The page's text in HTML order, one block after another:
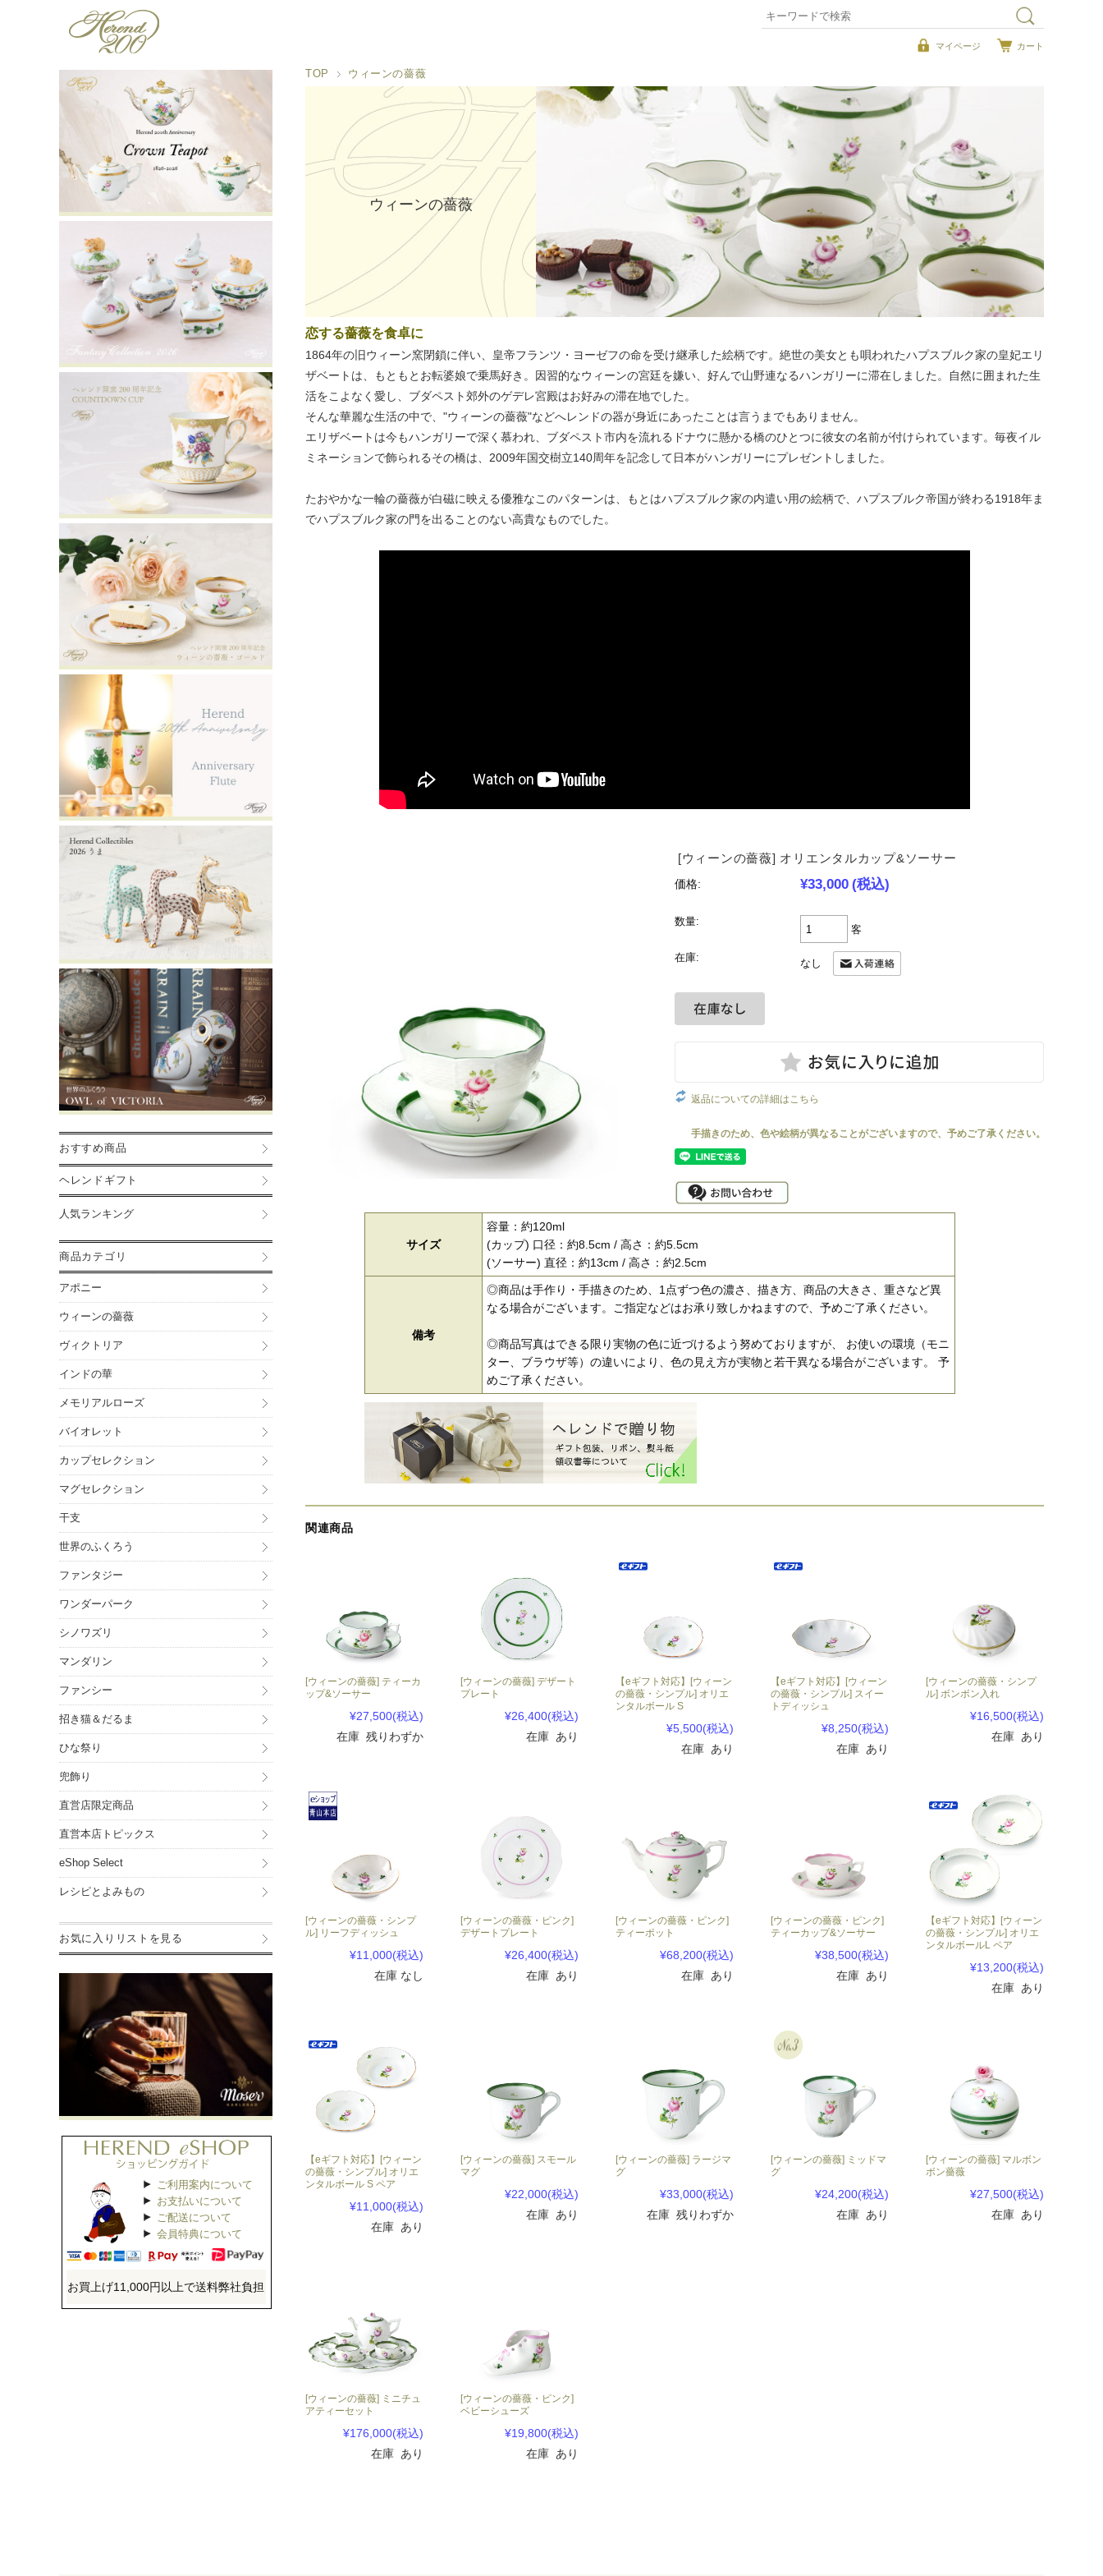
マイページ カート
TOP ウィーンの薔薇
ウィーンの薔薇
恋する薔薇を食卓に
1864年の旧ウィーン窯閉鎖に伴い、皇帝フランツ・ヨーゼフの命を受け継承した絵柄です。絶世の美女とも唄われたハプスブルク家の皇妃エリ
ザベートは、もともとお転婆娘で乗馬好き。因習的なウィーンの宮廷を嫌い、好んで山野連なるハンガリーに滞在しました。自然に囲まれた生
活をこよなく愛し、ブダペスト郊外のゲデレ宮殿はお好みの滞在地でした。
そんな華麗な生活の中で、"ウィーンの薔薇"などへレンドの器が身近にあったことは言うまでもありません。
エリザベートは今もハンガリーで深く慕われ、ブダペスト市内を流れるドナウに懸かる橋のひとつに彼女の名前が付けられています。毎夜イル
ミネーションで飾られるその橋は、2009年国交樹立140周年を記念して日本がハンガリーにプレゼントしました。
たおやかな一輪の薔薇が白磁に映える優雅なこのパターンは、もとはハプスブルク家の内遣い用の絵柄で、ハプスブルク帝国が終わる1918年ま
でハプスブルク家の門を出ることのない高貴なものでした。
[ウィーンの薔薇] オリエンタルカップ&ソーサー
価格:
¥33,000 (税込)
数量:
客
在庫: なし
返品についての詳細はこちら
サイズ
容量：約120ml
(カップ) 口径：約8.5cm / 高さ：約5.5cm
(ソーサー) 直径：約13cm / 高さ：約2.5cm
備考
◎商品は手作り・手描きのため、1点ずつ色の濃さ、描き方、商品の大きさ、重さなど異
なる場合がございます。ご指定などはお承り致しかねますので、予めご了承ください。
◎商品写真はできる限り実物の色に近づけるよう努めておりますが、 お使いの環境（モニ
ター、ブラウザ等）の違いにより、色の見え方が実物と若干異なる場合がございます。 予
めご了承ください。
関連商品
[ウィーンの薔薇] ティーカ
ップ&ソーサー
¥27,500(税込)
在庫 残りわずか
[ウィーンの薔薇] デザート
プレート
¥26,400(税込)
在庫 あり
【eギフト対応】[ウィーン
の薔薇・シンプル] オリエ
ンタルボール S
¥5,500(税込)
在庫 あり
【eギフト対応】[ウィーン
の薔薇・シンプル] スイー
トディッシュ
¥8,250(税込)
在庫 あり
[ウィーンの薔薇・シンプ
ル] ボンボン入れ
¥16,500(税込)
在庫 あり
[ウィーンの薔薇・シンプ
ル] リーフディッシュ
¥11,000(税込)
在庫 なし
[ウィーンの薔薇・ピンク]
デザートプレート
¥26,400(税込)
在庫 あり
[ウィーンの薔薇・ピンク]
ティーポット
¥68,200(税込)
在庫 あり
[ウィーンの薔薇・ピンク]
ティーカップ&ソーサー
¥38,500(税込)
在庫 あり
【eギフト対応】[ウィーン
の薔薇・シンプル] オリエ
ンタルボールL ペア
¥13,200(税込)
在庫 あり
【eギフト対応】[ウィーン
の薔薇・シンプル] オリエ
ンタルボール S ペア
¥11,000(税込)
在庫 あり
[ウィーンの薔薇] スモール
マグ
¥22,000(税込)
在庫 あり
[ウィーンの薔薇] ラージマ
グ
¥33,000(税込)
在庫 残りわずか
[ウィーンの薔薇] ミッドマ
グ
¥24,200(税込)
在庫 あり
[ウィーンの薔薇] マルボン
ボン薔薇
¥27,500(税込)
在庫 あり
[ウィーンの薔薇] ミニチュ
アティーセット
¥176,000(税込)
在庫 あり
[ウィーンの薔薇・ピンク]
ベビーシューズ
¥19,800(税込)
在庫 あり
おすすめ商品
ヘレンドギフト
人気ランキング
商品カテゴリ
アポニー
ウィーンの薔薇
ヴィクトリア
インドの華
メモリアルローズ
バイオレット
カップセレクション
マグセレクション
干支
世界のふくろう
ファンタジー
ワンダーパーク
シノワズリ
マンダリン
ファンシー
招き猫＆だるま
ひな祭り
兜飾り
直営店限定商品
直営本店トピックス
eShop Select
レシピとよみもの
お気に入りリストを見る
ご利用案内について
お支払いについて
ご配送について
会員特典について
お買上げ11,000円以上で送料弊社負担